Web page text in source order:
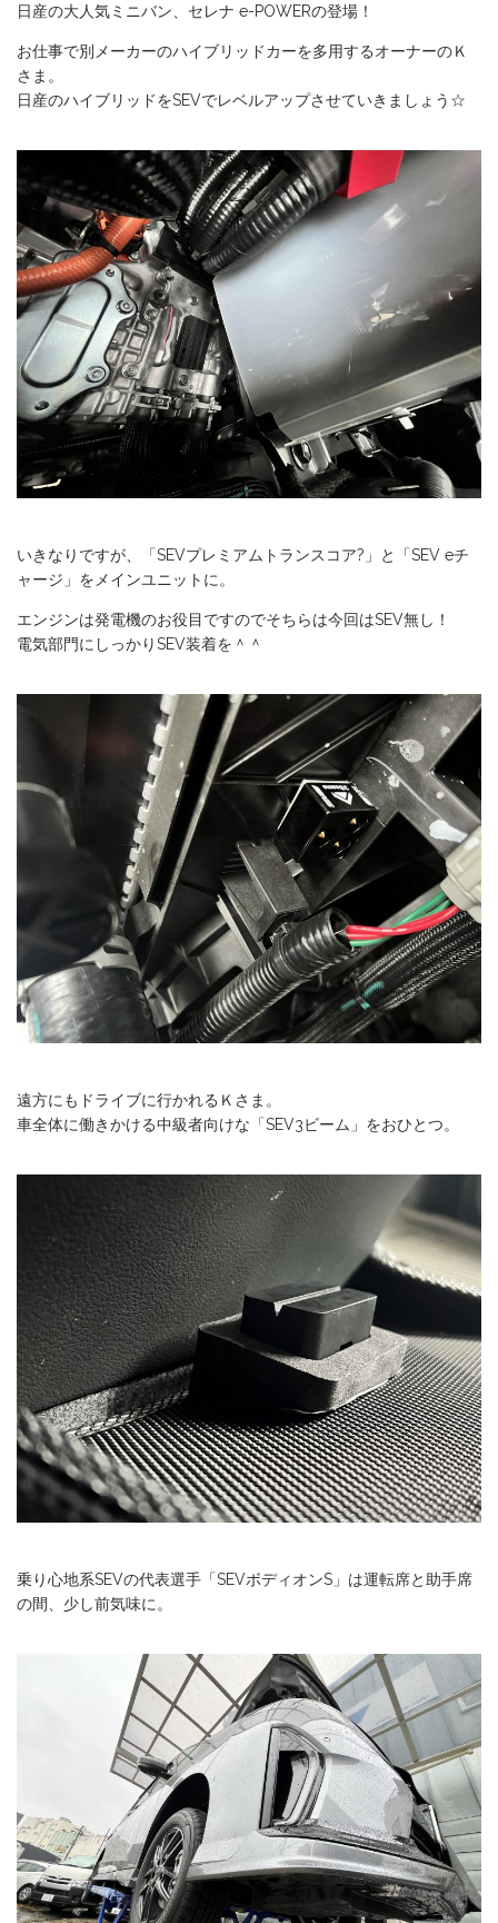
日産の大人気ミニバン、セレナ e-POWERの登場！
お仕事で別メーカーのハイブリッドカーを多用するオーナーのＫ
さま。
日産のハイブリッドをSEVでレベルアップさせていきましょう☆
いきなりですが、「SEVプレミアムトランスコア?」と「SEV eチ
ャージ」をメインユニットに。
エンジンは発電機のお役目ですのでそちらは今回はSEV無し！
電気部門にしっかりSEV装着を＾＾
遠方にもドライブに行かれるＫさま。
車全体に働きかける中級者向けな「SEV3ビーム」をおひとつ。
乗り心地系SEVの代表選手「SEVボディオンS」は運転席と助手席
の間、少し前気味に。